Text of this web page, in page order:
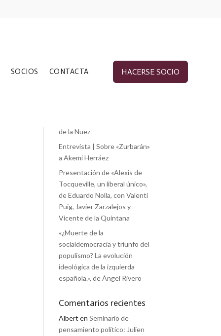
SOCIOS CONTACTA HACERSE SOCIO
Entradas recientes
«Cánovas y los problemas de
de la Nuez
Entrevista | Sobre «Zurbarán»
a Akemi Herráez
Presentación de «Alexis de
Tocqueville, un liberal único»,
de Eduardo Nolla, con Valentí
Puig, Javier Zarzalejos y
Vicente de la Quintana
«¿Muerte de la
socialdemocracia y triunfo del
populismo? La evolución
ideológica de la izquierda
española.», de Ángel Rivero
Comentarios recientes
Albert enSeminario de
pensamiento político: Julien